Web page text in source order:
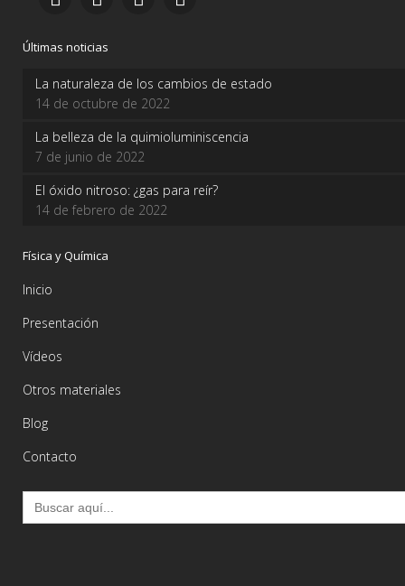
Últimas noticias
La naturaleza de los cambios de estado
14 de octubre de 2022
La belleza de la quimioluminiscencia
7 de junio de 2022
El óxido nitroso: ¿gas para reír?
14 de febrero de 2022
Física y Química
Inicio
Presentación
Vídeos
Otros materiales
Blog
Contacto
Buscar: